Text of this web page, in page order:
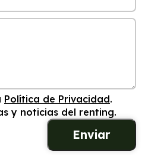
Política de Privacidad.
y noticias del renting.